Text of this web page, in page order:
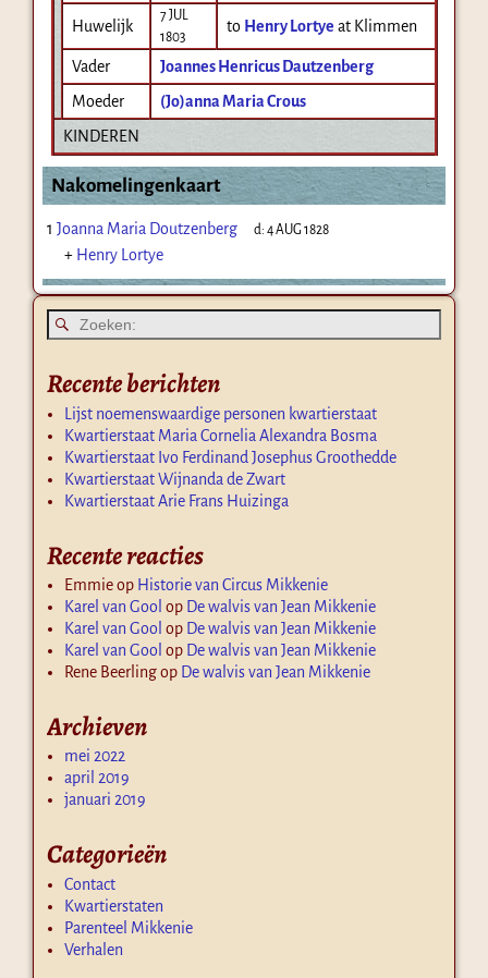
Huwelijk
7 JUL
1803
to Henry Lortye at Klimmen
Vader
Joannes Henricus Dautzenberg
Moeder
(Jo)anna Maria Crous
KINDEREN
Nakomelingenkaart
1 Joanna Maria Doutzenberg d:4 AUG 1828
+ Henry Lortye
Recente berichten
Lijst noemenswaardige personen kwartierstaat
Kwartierstaat Maria Cornelia Alexandra Bosma
Kwartierstaat Ivo Ferdinand Josephus Groothedde
Kwartierstaat Wijnanda de Zwart
Kwartierstaat Arie Frans Huizinga
Recente reacties
Emmieop Historie van Circus Mikkenie
Karel van Gool op De walvis van Jean Mikkenie
Karel van Gool op De walvis van Jean Mikkenie
Karel van Gool op De walvis van Jean Mikkenie
Rene Beerlingop De walvis van Jean Mikkenie
Archieven
mei 2022
april 2019
januari 2019
Categorieën
Contact
Kwartierstaten
Parenteel Mikkenie
Verhalen